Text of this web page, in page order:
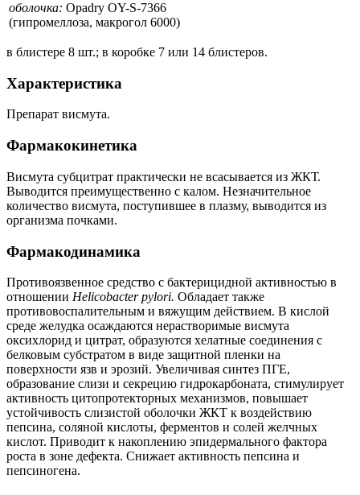
оболочка: Opadry OY-S-7366
(гипромеллоза, макрогол 6000)
в блистере 8 шт.; в коробке 7 или 14 блистеров.
Характеристика
Препарат висмута.
Фармакокинетика
Висмута субцитрат практически не всасывается из ЖКТ.
Выводится преимущественно с калом. Незначительное
количество висмута, поступившее в плазму, выводится из
организма почками.
Фармакодинамика
Противоязвенное средство с бактерицидной активностью в
отношении Helicobacter pylori. Обладает также
противовоспалительным и вяжущим действием. В кислой
среде желудка осаждаются нерастворимые висмута
оксихлорид и цитрат, образуются хелатные соединения с
белковым субстратом в виде защитной пленки на
поверхности язв и эрозий. Увеличивая синтез ПГЕ,
образование слизи и секрецию гидрокарбоната, стимулирует
активность цитопротекторных механизмов, повышает
устойчивость слизистой оболочки ЖКТ к воздействию
пепсина, соляной кислоты, ферментов и солей желчных
кислот. Приводит к накоплению эпидермального фактора
роста в зоне дефекта. Снижает активность пепсина и
пепсиногена.